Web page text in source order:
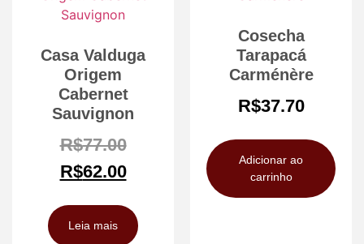
Casa Valduga
Origem
Cabernet
Sauvignon
R$77.00
R$62.00
Leia mais
Cosecha
Tarapacá
Carménère
R$37.70
Adicionar ao
carrinho